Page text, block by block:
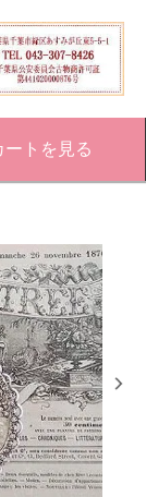
ートを見る